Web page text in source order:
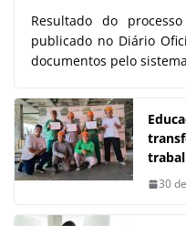
Resultado do
publicado no Diário
documentos pelo
30